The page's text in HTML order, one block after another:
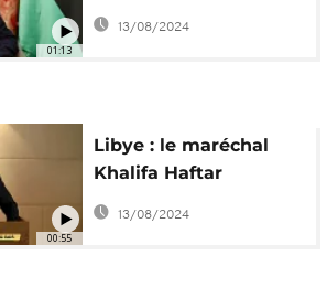
01:13
Parlement, candidat
aux présidentielles
13/08/2024
00:55
Libye : le maréchal
Khalifa Haftar
candidat aux
présidentielles
13/08/2024